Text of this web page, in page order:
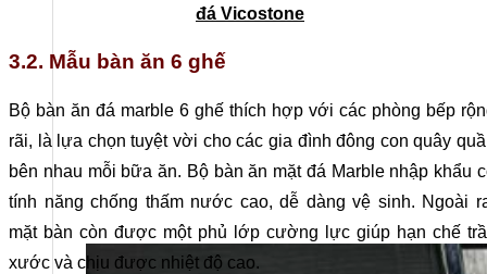
đá Vicostone
3.2. Mẫu bàn ăn 6 ghế
Bộ bàn ăn đá marble 6 ghế thích hợp với các phòng bếp
rãi, là lựa chọn tuyệt vời cho các gia đình đông con quây
bên nhau mỗi bữa ăn. Bộ bàn ăn mặt đá Marble nhập khẩu
tính năng chống thấm nước cao, dễ dàng vệ sinh. Ngoài
mặt bàn còn được một phủ lớp cường lực giúp hạn chế
xước và chịu được nhiệt độ cao.